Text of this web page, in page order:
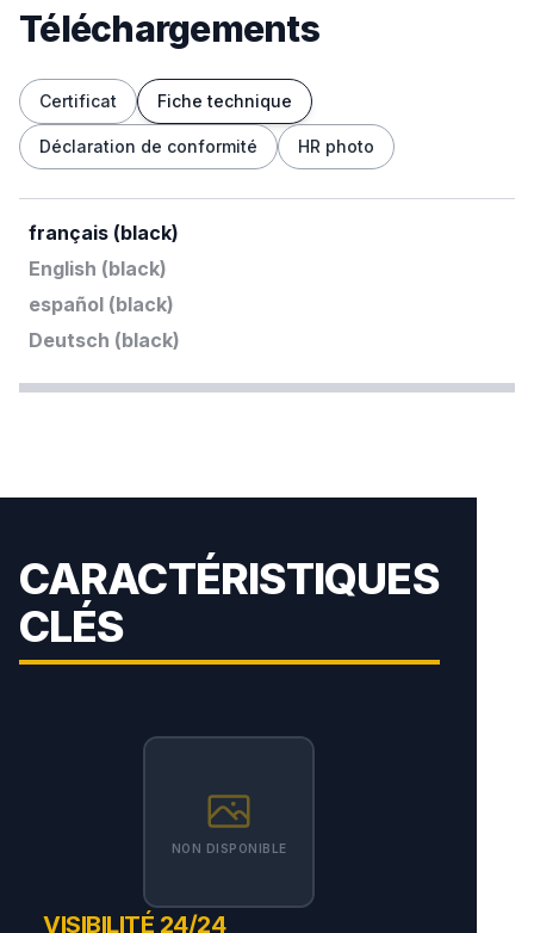
Téléchargements
Certificat Fiche technique
Déclaration de conformité HR photo
français (black)
English (black)
español (black)
Deutsch (black)
CARACTÉRISTIQUES
CLÉS
NON DISPONIBLE
VISIBILITÉ 24/24